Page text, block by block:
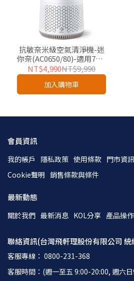
抗敏奈米級空氣清淨機-迷
你奈(AC0650/80)-適用7坪-
友好企業專屬優惠
NT$4,990NT$9,990
加入購物車
會員資訊
我的帳戶 隱私政策 使用條款 門市資訊
Cookie聲明 銷售條款與條件
最新動態
關於我們 最新消息 KOL分享 產品操作
聯絡資訊(台灣飛軒理股份有限公司
客服專線： 0800-231-368
客服時間：(週一至五 9:00-20:00, 週六